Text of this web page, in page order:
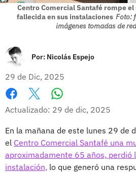
Centro Comercial Santafé rompe
fallecida en sus instalaciones Foto:
imágenes tomadas de
Por: Nicolás Espejo
29 de Dic, 2025
Facebook
X
Actualizado: 29 de dic, 2025
En la mañana de este lunes 29 de
el Centro Comercial Santafé una
aproximadamente 65 años, perdió
instalación, lo que generó una